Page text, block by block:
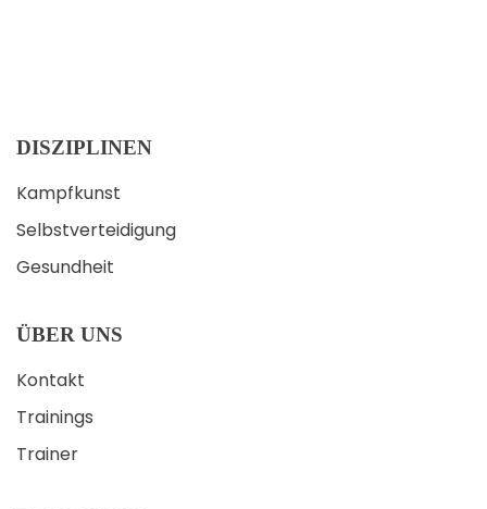
DISZIPLINEN
Kampfkunst
Selbstverteidigung
Gesundheit
ÜBER UNS
Kontakt
Trainings
Trainer